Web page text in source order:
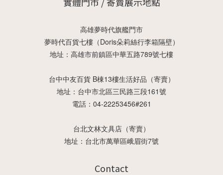
高雄夢時代旗艦門市
夢時代百貨七樓（Doris朵莉絲行李箱隔壁）
地址：高雄市前鎮區中華五路789號七樓
台中中友百貨 B棟13樓生活好品（寄賣）
地址：台中市北區三民路三段161號
電話：04-22253456#261
台北文林文具店（寄賣）
地址：台北市萬華區峨眉街7號
Contact